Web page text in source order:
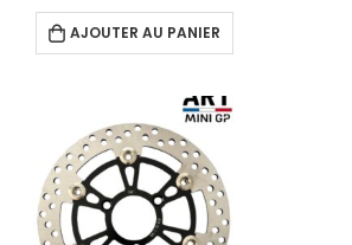
AJOUTER AU PANIER